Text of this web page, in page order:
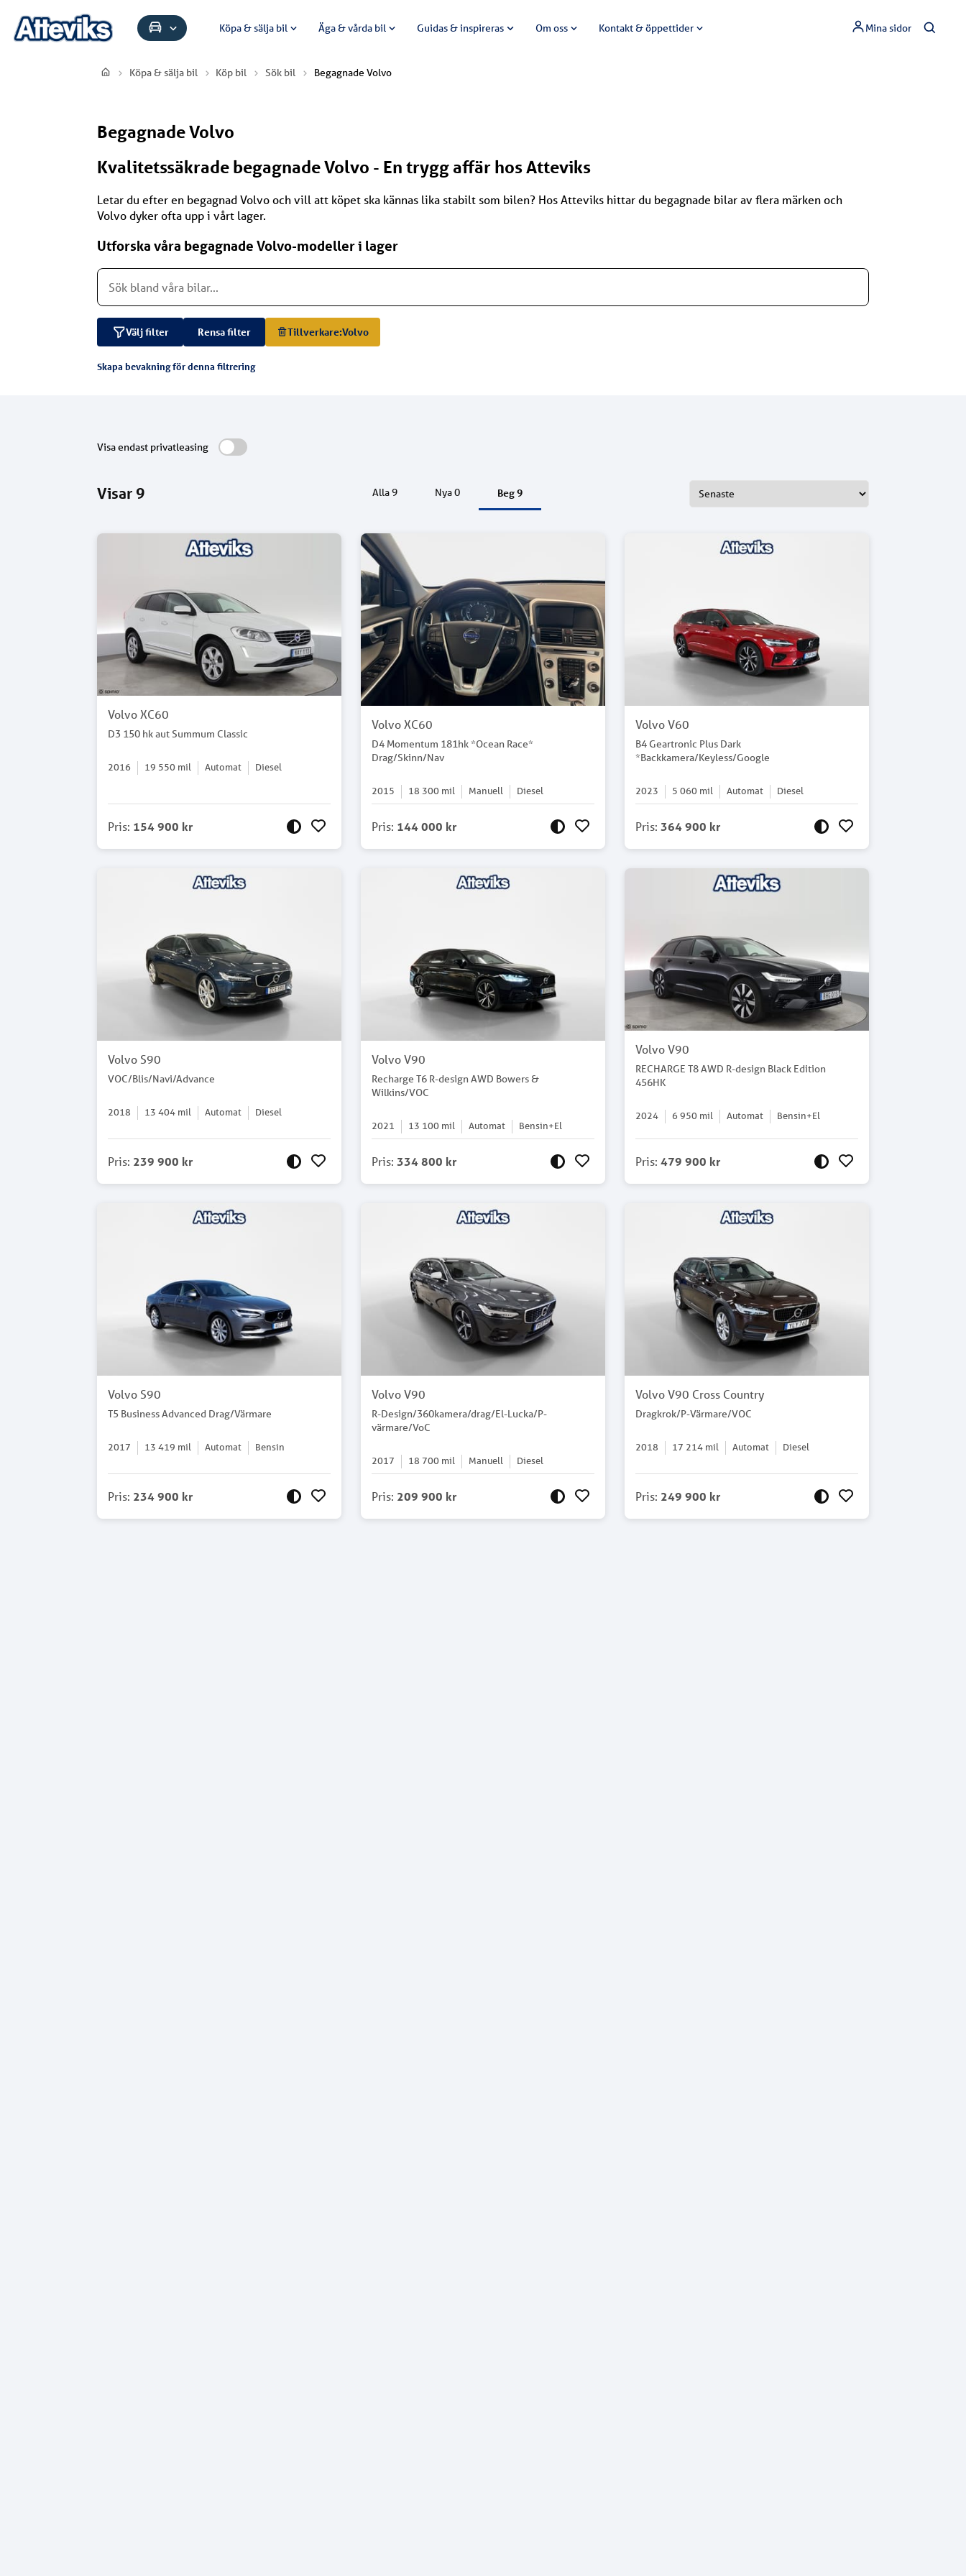
Köpa & sälja bil Äga & vårda bil Guidas & inspireras Om oss Kontakt & öppettider Mina sidor
Köpa & sälja bil Köp bil Sök bil Begagnade Volvo
Begagnade Volvo
Kvalitetssäkrade begagnade Volvo - En trygg affär hos Atteviks
Letar du efter en begagnad Volvo och vill att köpet ska kännas lika stabilt som bilen? Hos Atteviks hittar du begagnade bilar av flera märken och
Volvo dyker ofta upp i vårt lager.
Utforska våra begagnade Volvo-modeller i lager
Välj filter Rensa filter Tillverkare:Volvo
Skapa bevakning för denna filtrering
Visa endast privatleasing
Visar9 Alla9 Nya0 Beg9
Volvo XC60
D3 150 hk aut Summum Classic
2016 19 550 mil Automat Diesel
Pris: 154 900 kr
Volvo XC60
D4 Momentum 181hk *Ocean Race*
Drag/Skinn/Nav
2015 18 300 mil Manuell Diesel
Pris: 144 000 kr
Volvo V60
B4 Geartronic Plus Dark
*Backkamera/Keyless/Google
2023 5 060mil Automat Diesel
Pris: 364 900 kr
Volvo S90
VOC/Blis/Navi/Advance
2018 13 404 mil Automat Diesel
Pris: 239 900 kr
Volvo V90
Recharge T6 R-design AWD Bowers &
Wilkins/VOC
2021 13 100 mil Automat Bensin+El
Pris:334 800 kr
Volvo V90
RECHARGE T8 AWD R-design Black Edition
456HK
2024 6 950mil Automat Bensin+El
Pris: 479 900 kr
Volvo S90
T5 Business Advanced Drag/Värmare
2017 13 419 mil Automat Bensin
Pris: 234 900 kr
Volvo V90
R-Design/360kamera/drag/El-Lucka/P-
värmare/VoC
2017 18 700 mil Manuell Diesel
Pris: 209 900 kr
Volvo V90 Cross Country
Dragkrok/P-Värmare/VOC
2018 17 214mil Automat Diesel
Pris: 249 900 kr